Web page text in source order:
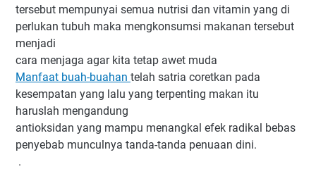
tersebut mempunyai semua nutrisi dan vitamin yang di
perlukan tubuh maka mengkonsumsi makanan tersebut
menjadi
cara menjaga agar kita tetap awet muda
Manfaat buah-buahan telah satria coretkan pada
kesempatan yang lalu yang terpenting makan itu
haruslah mengandung
antioksidan yang mampu menangkal efek radikal bebas
penyebab munculnya tanda-tanda penuaan dini.
.